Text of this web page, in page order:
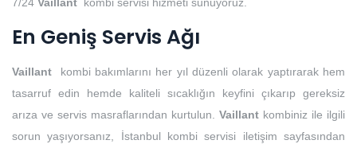
7/24 Vaillant kombi servisi hizmeti sunuyoruz.
En Geniş Servis Ağı
Vaillant kombi bakımlarını her yıl düzenli olarak yaptırarak hem
tasarruf edin hemde kaliteli sıcaklığın keyfini çıkarıp gereksiz
arıza ve servis masraflarından kurtulun. Vaillant kombiniz ile ilgili
sorun yaşıyorsanız, İstanbul kombi servisi iletişim sayfasından